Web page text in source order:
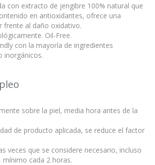
con extracto de jengibre 100% natural que
en antioxidantes, ofrece una
frente al daño oxidativo.
Oil-Free.
con la mayoría de ingredientes
inorgánicos.
sobre la piel, media hora antes de la
de producto aplicada, se reduce el factor
veces que se considere necesario, incluso
cada 2 horas.